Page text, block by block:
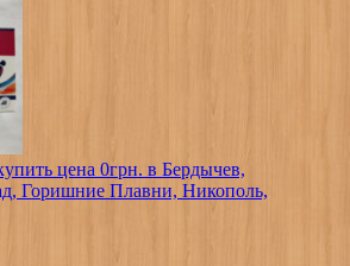
цена 0грн. в Бердычев,
Горишние Плавни, Никополь,